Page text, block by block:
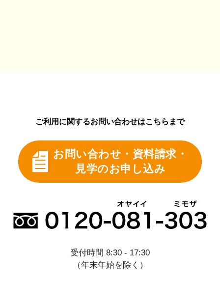
ご利用に関するお問い合わせはこちらまで
お問い合わせ・資料請求・
見学のお申し込み
受付時間 8:30 - 17:30
（年末年始を除く）